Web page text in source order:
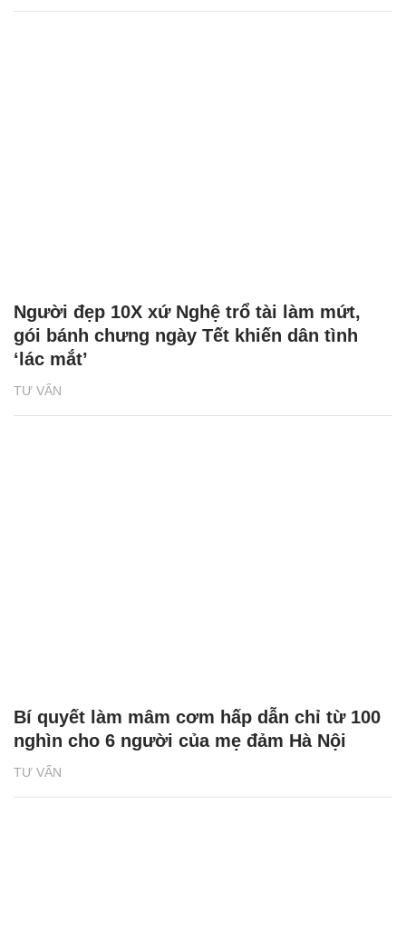
TƯ VẤN
Người đẹp 10X xứ Nghệ trổ tài làm mứt,
gói bánh chưng ngày Tết khiến dân tình
‘lác mắt’
TƯ VẤN
Bí quyết làm mâm cơm hấp dẫn chỉ từ 100
nghìn cho 6 người của mẹ đảm Hà Nội